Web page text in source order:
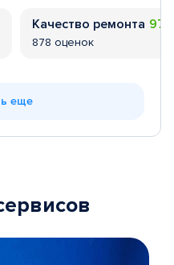
Качество ремонта
878 оценок
еще